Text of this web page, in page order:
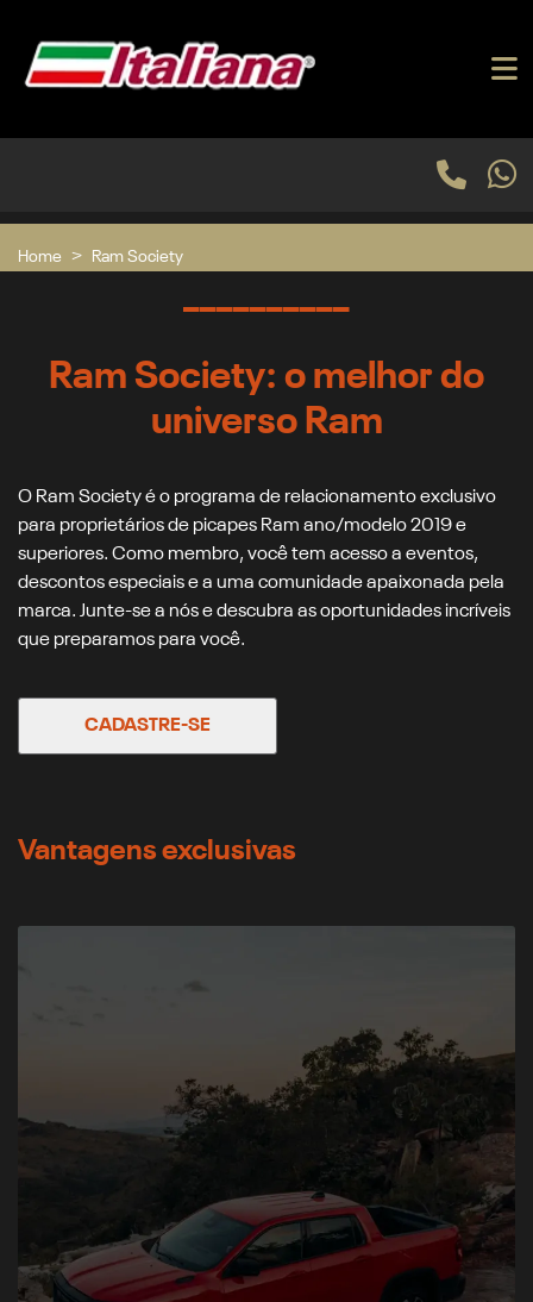
Home Ram Society
Ram Society: o melhor do
universo Ram
O Ram Society é o programa de relacionamento exclusivo
para proprietários de picapes Ram ano/modelo 2019 e
superiores. Como membro, você tem acesso a eventos,
descontos especiais e a uma comunidade apaixonada pela
marca. Junte-se a nós e descubra as oportunidades incríveis
que preparamos para você.
CADASTRE-SE
Vantagens exclusivas